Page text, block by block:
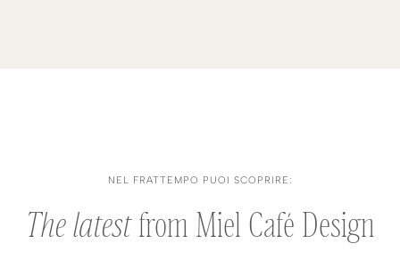
NEL FRATTEMPO PUOI SCOPRIRE:
The latestfrom Miel Café Design